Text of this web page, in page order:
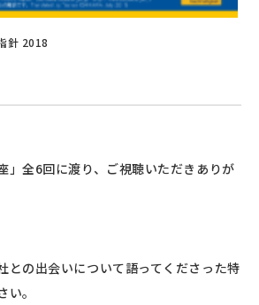
針 2018
」全6回に渡り、ご視聴いただきありが
との出会いについて語ってくださった特
。